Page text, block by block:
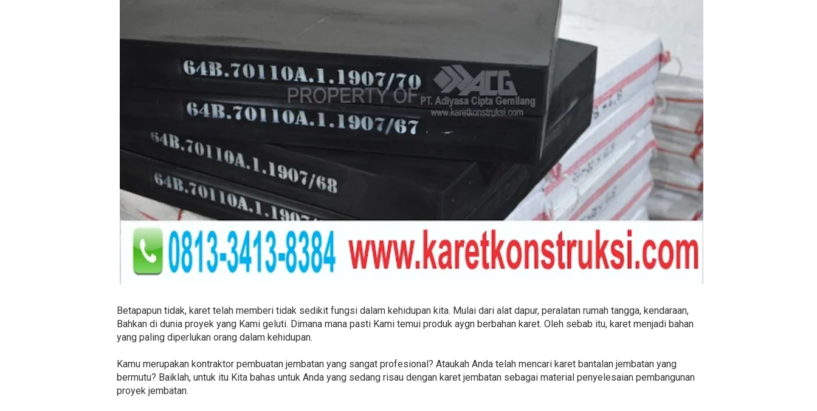
Betapapun tidak, karet telah memberi tidak sedikit fungsi dalam kehidupan kita. Mulai dari alat dapur, peralatan rumah tangga, kendaraan,
Bahkan di dunia proyek yang Kami geluti. Dimana mana pasti Kami temui produk aygn berbahan karet. Oleh sebab itu, karet menjadi bahan
yang paling diperlukan orang dalam kehidupan.
Kamu merupakan kontraktor pembuatan jembatan yang sangat profesional? Ataukah Anda telah mencari karet bantalan jembatan yang
bermutu? Baiklah, untuk itu Kita bahas untuk Anda yang sedang risau dengan karet jembatan sebagai material penyelesaian pembangunan
proyek jembatan.